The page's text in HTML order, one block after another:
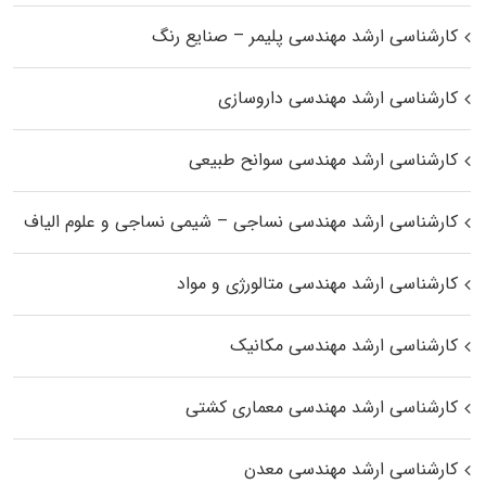
کارشناسی ارشد مهندسی پلیمر – صنایع رنگ
کارشناسی ارشد مهندسی داروسازی
کارشناسی ارشد مهندسی سوانح طبیعی
کارشناسی ارشد مهندسی نساجی – شیمی نساجی و علوم الیاف
کارشناسی ارشد مهندسی متالورژی و مواد
کارشناسی ارشد مهندسی مکانیک
کارشناسی ارشد مهندسی معماری کشتی
کارشناسی ارشد مهندسی معدن